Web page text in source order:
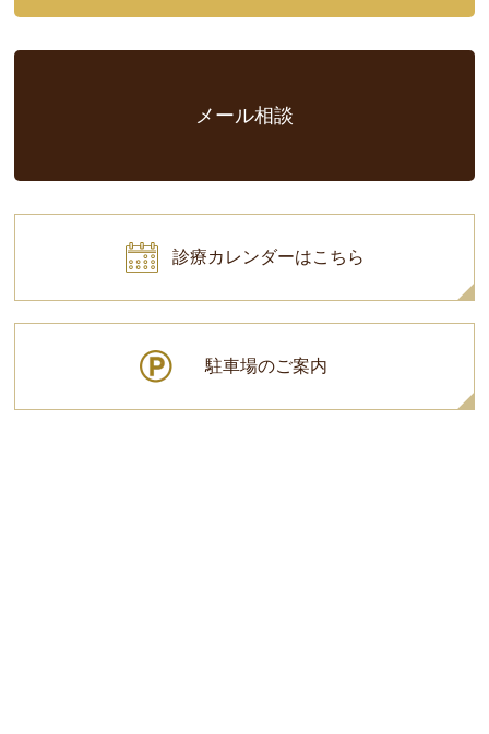
メール相談
診療カレンダーはこちら
駐車場のご案内